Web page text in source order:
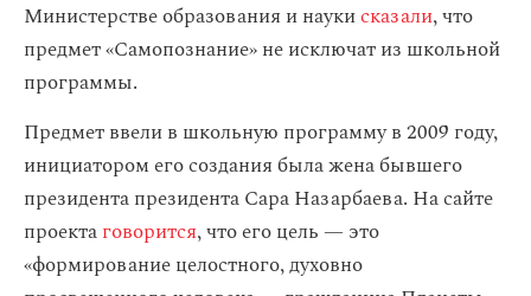
Министерстве образования и наукисказали, что
предмет «Самопознание» не исключат из школьной
программы.
Предмет ввели в школьную программу в 2009 году,
инициатором его создания была жена бывшего
президента президента Сара Назарбаева. На сайте
проектаговорится, что его цель — это
«формирование целостного, духовно